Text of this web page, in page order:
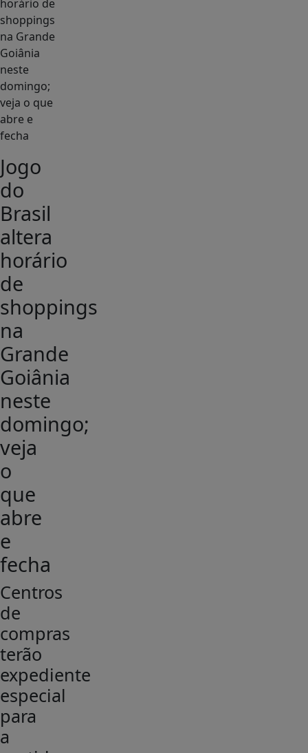
Jogo
do
Brasil
altera
horário
de
shoppings
na
Grande
Goiânia
neste
domingo;
veja
o
que
abre
e
fecha
Centros
de
compras
terão
expediente
especial
para
a